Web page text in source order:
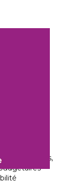
profondes,